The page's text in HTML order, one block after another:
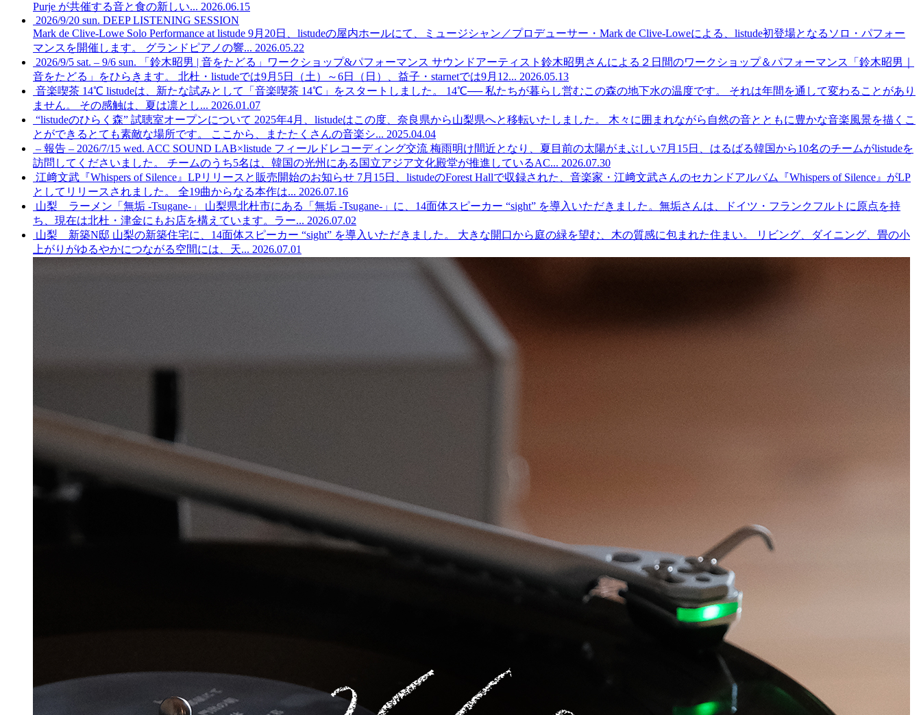
Purje が共催する音と食の新しい... 2026.06.15
2026/9/20 sun. DEEP LISTENING SESSION
Mark de Clive-Lowe Solo Performance at listude 9月20日、listudeの屋内ホールにて、ミュージシャン／プロデューサー・Mark de Clive-Loweによる、listude初登場となるソロ・パフォー
マンスを開催します。 グランドピアノの響... 2026.05.22
2026/9/5 sat. – 9/6 sun. 「鈴木昭男 | 音をたどる」ワークショップ&パフォーマンス サウンドアーティスト鈴木昭男さんによる２日間のワークショップ＆パフォーマンス「鈴木昭男｜
音をたどる」をひらきます。 北杜・listudeでは9月5日（土）～6日（日）、益子・starnetでは9月12... 2026.05.13
音楽喫茶 14℃ listudeは、新たな試みとして「音楽喫茶 14℃」をスタートしました。 14℃── 私たちが暮らし営むこの森の地下水の温度です。 それは年間を通して変わることがあり
ません。 その感触は、夏は凛とし... 2026.01.07
“listudeのひらく森” 試聴室オープンについて 2025年4月、listudeはこの度、奈良県から山梨県へと移転いたしました。 木々に囲まれながら自然の音とともに豊かな音楽風景を描くこ
とができるとても素敵な場所です。 ここから、またたくさんの音楽シ... 2025.04.04
– 報告 – 2026/7/15 wed. ACC SOUND LAB×listude フィールドレコーディング交流 梅雨明け間近となり、夏目前の太陽がまぶしい7月15日、はるばる韓国から10名のチームがlistudeを
訪問してくださいました。 チームのうち5名は、韓国の光州にある国立アジア文化殿堂が推進しているAC... 2026.07.30
江﨑文武『Whispers of Silence』LPリリースと販売開始のお知らせ 7月15日、listudeのForest Hallで収録された、音楽家・江﨑文武さんのセカンドアルバム『Whispers of Silence』がLP
としてリリースされました。 全19曲からなる本作は... 2026.07.16
山梨 ラーメン「無垢 -Tsugane-」
山梨県北杜市にある「無垢 -Tsugane-」に、14面体スピーカー “sight” を導入いただきました。無垢さんは、ドイツ・フランクフルトに原点を持
ち、現在は北杜・津金にもお店を構えています。ラー... 2026.07.02
山梨 新築N邸 山梨の新築住宅に、14面体スピーカー “sight” を導入いただきました。 大きな開口から庭の緑を望む、木の質感に包まれた住まい。 リビング、ダイニング、畳の小
上がりがゆるやかにつながる空間には、天... 2026.07.01